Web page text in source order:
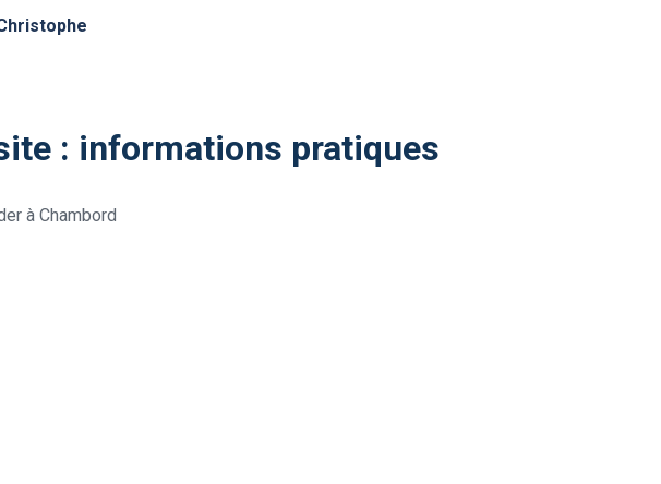
: informations pratiques